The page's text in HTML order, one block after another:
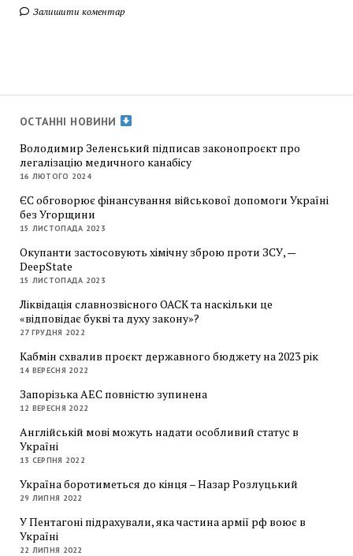
Залишити коментар
ОСТАННІ НОВИНИ
Володимир Зеленський підписав законопроєкт про
легалізацію медичного канабісу
16 ЛЮТОГО 2024
ЄС обговорює фінансування військової допомоги Україні
без Угорщини
15 ЛИСТОПАДА 2023
Окупанти застосовують хімічну зброю проти ЗСУ, —
DeepState
15 ЛИСТОПАДА 2023
Ліквідація славнозвісного ОАСК та наскільки це
«відповідає букві та духу закону»?
27 ГРУДНЯ 2022
Кабмін схвалив проєкт державного бюджету на 2023 рік
14 ВЕРЕСНЯ 2022
Запорізька АЕС повністю зупинена
12 ВЕРЕСНЯ 2022
Англійській мові можуть надати особливий статус в
Україні
13 СЕРПНЯ 2022
Україна боротиметься до кінця – Назар Розлуцький
29 ЛИПНЯ 2022
У Пентагоні підрахували, яка частина армії рф воює в
Україні
22 ЛИПНЯ 2022